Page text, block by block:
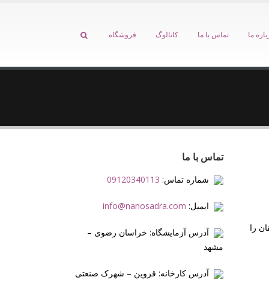
ما تماس با ما کاتالوگ فروشگاه
را
تماس با ما
شماره تماس: 09120340113
ایمیل: info@nanosadra.com
آدرس آزمایشگاه: خراسان رضوی –
مشهد
آدرس کارخانه: قزوین – شهرک صنعتی